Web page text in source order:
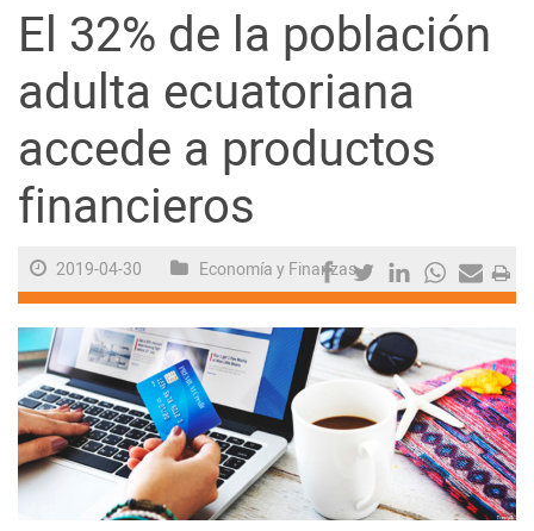
Sociedad
Trending
Ciencia y Tecnología
Firmas
Internacional
Juegos
Videos
El 32% de la población
adulta ecuatoriana
accede a productos
financieros
2019-04-30 Economía y Finanzas